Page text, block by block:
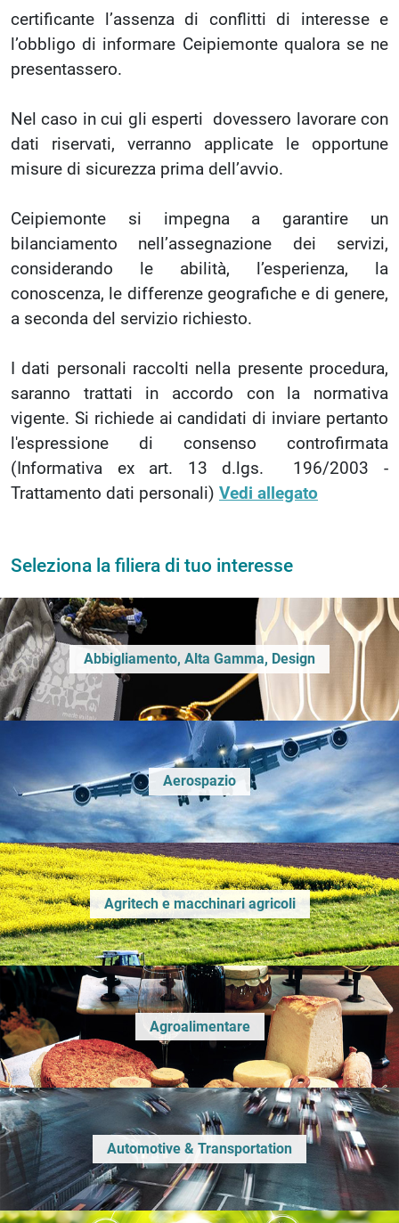
certificante l’assenza di conflitti di interesse e
l’obbligo di informare Ceipiemonte qualora se ne
presentassero.
Nel caso in cui gli esperti dovessero lavorare con
dati riservati, verranno applicate le opportune
misure di sicurezza prima dell’avvio.
Ceipiemonte si impegna a garantire un
bilanciamento nell’assegnazione dei servizi,
considerando le abilità, l’esperienza, la
conoscenza, le differenze geografiche e di genere,
a seconda del servizio richiesto.
I dati personali raccolti nella presente procedura,
saranno trattati in accordo con la normativa
vigente. Si richiede ai candidati di inviare pertanto
l'espressione di consenso controfirmata
(Informativa ex art. 13 d.lgs. 196/2003 -
Trattamento dati personali) Vedi allegato
Seleziona la filiera di tuo interesse
Abbigliamento, Alta Gamma, Design
Aerospazio
Agritech e macchinari agricoli
Agroalimentare
Automotive & Transportation